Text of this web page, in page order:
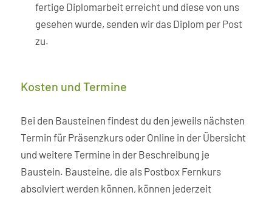
fertige Diplomarbeit erreicht und diese von uns
gesehen wurde, senden wir das Diplom per Post
zu.
Kosten und Termine
Bei den Bausteinen findest du den jeweils nächsten
Termin für Präsenzkurs oder Online in der Übersicht
und weitere Termine in der Beschreibung je
Baustein. Bausteine, die als Postbox Fernkurs
absolviert werden können, können jederzeit